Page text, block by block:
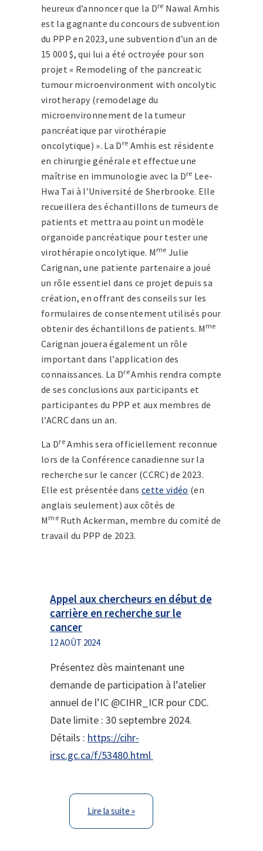
heureux d’annoncer que la Dre Nawal Amhis
est la gagnante du concours de subvention
du PPP en 2023, une subvention d’un an de
15 000 $, qui lui a été octroyée pour son
projet « Remodeling of the pancreatic
tumour microenvironment with oncolytic
virotherapy (remodelage du
microenvironnement de la tumeur
pancréatique par virothérapie
oncolytique) ». La D re Amhis est résidente
en chirurgie générale et effectue une
maîtrise en immunologie avec la Dre Lee-
Hwa Tai à l’Université de Sherbrooke. Elle
recueillera des échantillons de tumeurs de
patients et mettra au point un modèle
organoïde pancréatique pour tester une
virothérapie oncolytique. M me Julie
Carignan, une patiente partenaire a joué
un rôle essentiel dans ce projet depuis sa
création, en offrant des conseils sur les
formulaires de consentement utilisés pour
obtenir des échantillons de patients. M me
Carignan jouera également un rôle
important dans l’application des
connaissances. La DreAmhis rendra compte
de ses conclusions aux participants et
participantes du PPP et aux membres de
l’ACRC dans un an.
La Dre Amhis sera officiellement reconnue
lors de la Conférence canadienne sur la
recherche sur le cancer (CCRC) de 2023.
Elle est présentée dans cette vidéo (en
anglais seulement) aux côtés de
M me Ruth Ackerman, membre du comité de
travail du PPP de 2023.
Appel aux chercheurs en début de
carrière en recherche sur le
cancer
12 AOÛT 2024
Présentez dès maintenant une
demande de participation à l’atelier
annuel de l’IC @CIHR_ICR pour CDC.
Date limite : 30 septembre 2024.
Détails : https://cihr-
irsc.gc.ca/f/53480.html
Lire la suite »